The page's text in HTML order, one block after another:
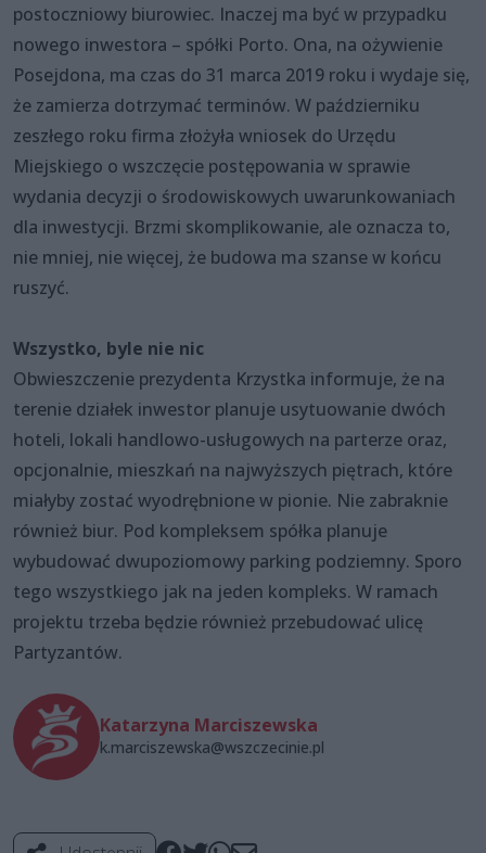
postoczniowy biurowiec. Inaczej ma być w przypadku
nowego inwestora – spółki Porto. Ona, na ożywienie
Posejdona, ma czas do 31 marca 2019 roku i wydaje się,
że zamierza dotrzymać terminów. W październiku
zeszłego roku firma złożyła wniosek do Urzędu
Miejskiego o wszczęcie postępowania w sprawie
wydania decyzji o środowiskowych uwarunkowaniach
dla inwestycji. Brzmi skomplikowanie, ale oznacza to,
nie mniej, nie więcej, że budowa ma szanse w końcu
ruszyć.
Wszystko, byle nie nic
Obwieszczenie prezydenta Krzystka informuje, że na
terenie działek inwestor planuje usytuowanie dwóch
hoteli, lokali handlowo-usługowych na parterze oraz,
opcjonalnie, mieszkań na najwyższych piętrach, które
miałyby zostać wyodrębnione w pionie. Nie zabraknie
również biur. Pod kompleksem spółka planuje
wybudować dwupoziomowy parking podziemny. Sporo
tego wszystkiego jak na jeden kompleks. W ramach
projektu trzeba będzie również przebudować ulicę
Partyzantów.
Katarzyna Marciszewska
k.marciszewska@wszczecinie.pl